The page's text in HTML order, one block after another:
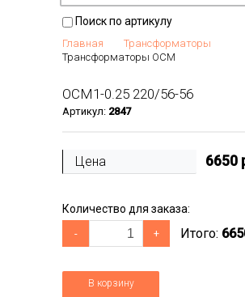
Поиск по артикулу
Главная
Трансформаторы
Трансформаторы ОСМ
ОСМ1-0.25 220/56-56
Артикул: 2847
Цена 6650
Количество для заказа:
- + Итого:
В корзину